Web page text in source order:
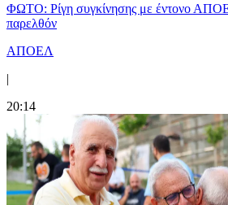
ΦΩΤΟ: Ρίγη συγκίνησης με έντονο
παρελθόν
ΑΠΟΕΛ
|
20:14